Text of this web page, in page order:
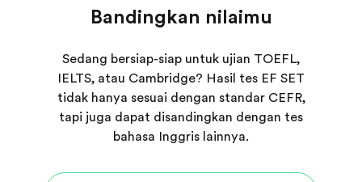
Bandingkan nilaimu
Sedang bersiap-siap untuk ujian TOEFL,
IELTS, atau Cambridge? Hasil tes EF SET
tidak hanya sesuai dengan standar CEFR,
tapi juga dapat disandingkan dengan tes
bahasa Inggris lainnya.